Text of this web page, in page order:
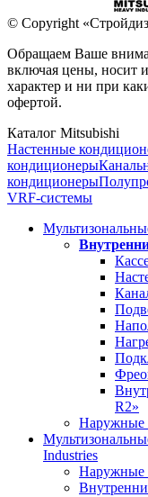
© Copyright
Обращаем Ваше
включая цены, носит
характер и ни при
офертой.
Каталог Mitsubishi
Настенные
кондиционеры
кондиционеры
VRF-системы
R2»
Наружные
Industries
Наружные